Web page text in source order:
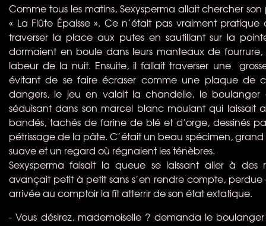
Comme tous les matins, Sexysperma allait chercher
« La Flûte Épaisse ». Ce n’était pas vraiment pratique
traverser la place aux putes en sautillant sur la
dormaient en boule dans leurs manteaux de
labeur de la nuit. Ensuite, il fallait traverser une
évitant de se faire écraser comme une plaque de
dangers, le jeu en valait la chandelle, le boulanger
séduisant dans son marcel blanc moulant qui laissait
bandés, tachés de farine de blé et d’orge, dessinés
pétrissage de la pâte. C’était un beau spécimen,
suave et un regard où régnaient les ténèbres.
Sexysperma faisait la queue se laissant aller à des
avançait petit à petit sans s’en rendre compte, perdue
arrivée au comptoir la fît atterrir de son état extatique.
- Vous désirez, mademoiselle ? demanda le boulanger